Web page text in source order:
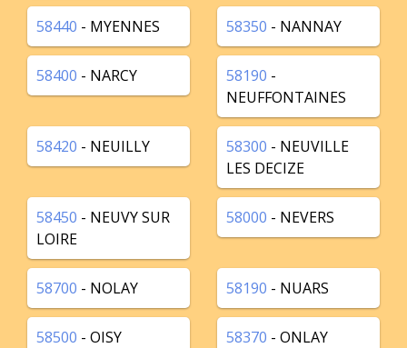
58440 - MYENNES 58350 - NANNAY
58400 - NARCY 58190 -
NEUFFONTAINES
58420 - NEUILLY 58300 - NEUVILLE
LES DECIZE
58450 - NEUVY SUR
LOIRE
58000 - NEVERS
58700 - NOLAY 58190 - NUARS
58500 - OISY 58370 - ONLAY